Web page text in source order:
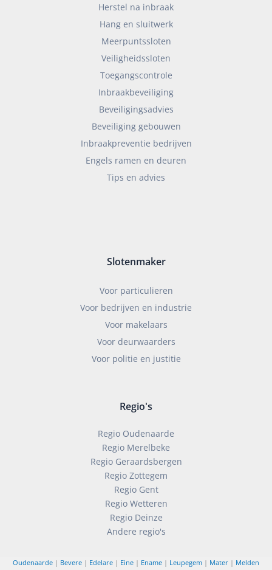
Herstel na inbraak
Hang en sluitwerk
Meerpuntssloten
Veiligheidssloten
Toegangscontrole
Inbraakbeveiliging
Beveiligingsadvies
Beveiliging gebouwen
Inbraakpreventie bedrijven
Engels ramen en deuren
Tips en advies
Slotenmaker
Voor particulieren
Voor bedrijven en industrie
Voor makelaars
Voor deurwaarders
Voor politie en justitie
Regio's
Regio Oudenaarde
Regio Merelbeke
Regio Geraardsbergen
Regio Zottegem
Regio Gent
Regio Wetteren
Regio Deinze
Andere regio's
Oudenaarde | Bevere | Edelare | Eine | Ename | Leupegem | Mater | Melden